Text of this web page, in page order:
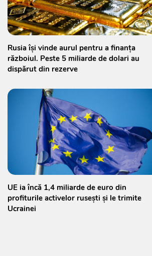
Rusia își vinde aurul pentru a finanța
războiul. Peste 5 miliarde de dolari au
dispărut din rezerve
UE ia încă 1,4 miliarde de euro din
profiturile activelor rusești și le trimite
Ucrainei